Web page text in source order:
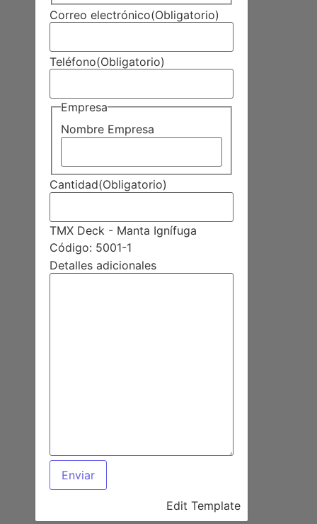
Correo electrónico(Obligatorio)
Teléfono(Obligatorio)
Empresa
Nombre Empresa
Cantidad(Obligatorio)
TMX Deck - Manta Ignífuga
Código: 5001-1
Detalles adicionales
Edit Template